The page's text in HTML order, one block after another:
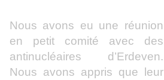
Nous avons eu une réunion
en petit comité avec des
antinucléaires d’Erdeven.
Nous avons appris que leur